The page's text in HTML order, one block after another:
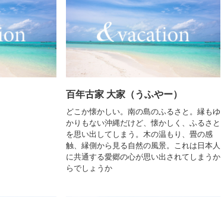
百年古家 大家（うふやー）
どこか懐かしい。南の島のふるさと。縁もゆ
かりもない沖縄だけど、懐かしく、ふるさと
を思い出してしまう。木の温もり、畳の感
触、縁側から見る自然の風景。これは日本人
に共通する愛郷の心が思い出されてしまうか
らでしょうか